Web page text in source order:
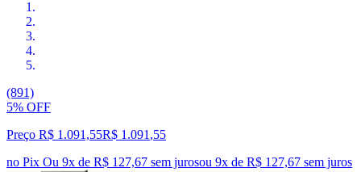
(891)
5% OFF
Preço R$ 1.091,55R$ 1.091 ,55
no Pix Ou 9x de R$ 127,67 sem jurosou 9x de R$ 127,67 sem juros